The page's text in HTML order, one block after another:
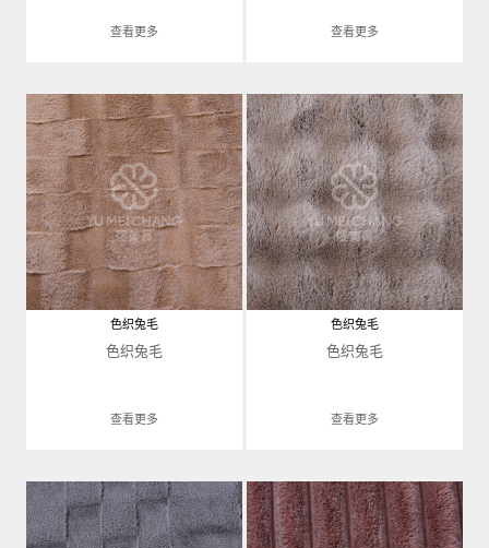
查看更多 查看更多
色织兔毛
色织兔毛
查看更多
色织兔毛
色织兔毛
查看更多